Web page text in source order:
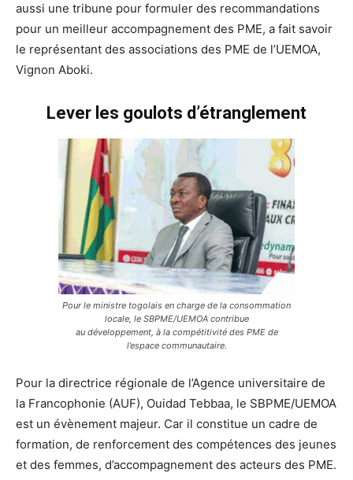
aussi une tribune pour formuler des recommandations
pour un meilleur accompagnement des PME, a fait savoir
le représentant des associations des PME de l’UEMOA,
Vignon Aboki.
Lever les goulots d’étranglement
Pour le ministre togolais en charge de la consommation
locale, le SBPME/UEMOA contribue
au développement, à la compétitivité des PME de
l’espace communautaire.
Pour la directrice régionale de l’Agence universitaire de
la Francophonie (AUF), Ouidad Tebbaa, le SBPME/UEMOA
est un évènement majeur. Car il constitue un cadre de
formation, de renforcement des compétences des jeunes
et des femmes, d’accompagnement des acteurs des PME.